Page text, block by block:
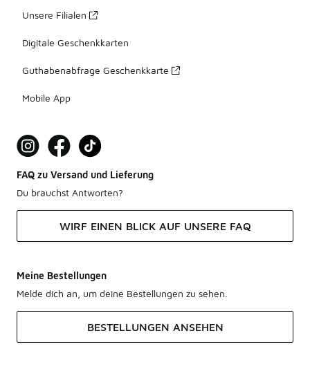
Unsere Filialen
Digitale Geschenkkarten
Guthabenabfrage Geschenkkarte
Mobile App
FAQ zu Versand und Lieferung
Du brauchst Antworten?
WIRF EINEN BLICK AUF UNSERE FAQ
Meine Bestellungen
Melde dich an, um deine Bestellungen zu sehen.
BESTELLUNGEN ANSEHEN